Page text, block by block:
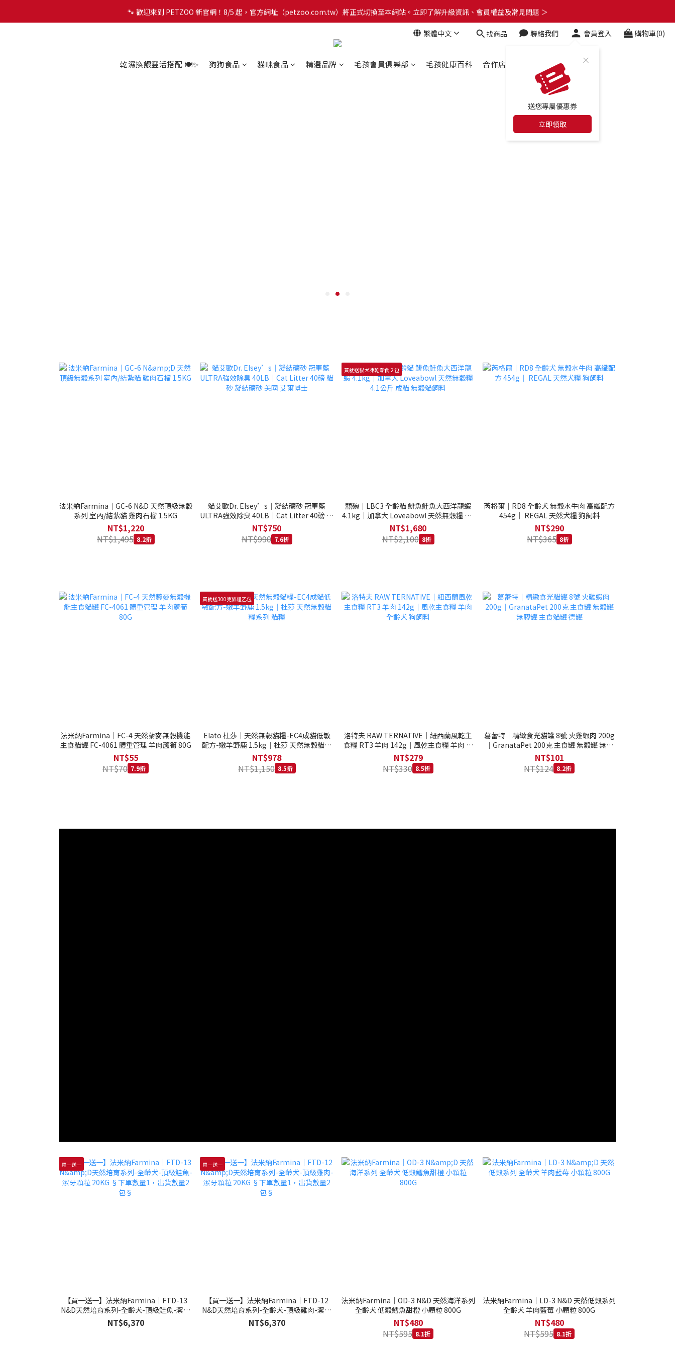
🐾 歡迎來到 PETZOO 新官網！8/5 起，官方網址（petzoo.com.tw）將正式切換至本網站。立即了解升級資訊、會員權益及常見問題 ＞
🐾 歡迎來到 PETZOO 新官網！8/5 起，官方網址（petzoo.com.tw）將正式切換至本網站。立即了解升級資訊、會員權益及常見問題 ＞
✨【新朋友見面禮】現在註冊即領 $100 購物金！全館滿 $1,500 享免運優惠 🎁
繁體中文 找商品 聯絡我們 會員登入
送您專屬優惠券
立即領取
購物車(0)
乾濕換餵靈活搭配 🍽️✨ 狗狗食品 貓咪食品 精選品牌 毛孩會員俱樂部 毛孩健康百科 合作店家 最新消息
法米納Farmina｜GC-6 N&D 天然頂級無穀
系列 室內/結紮貓 雞肉石榴 1.5KG
NT$1,220
NT$1,495 8.2折
貓艾歐Dr. Elsey’s｜凝結礦砂 冠軍藍
ULTRA強效除臭 40LB｜Cat Litter 40磅 貓
砂 凝結礦砂 美國 艾爾博士
NT$750
NT$990 7.6折
買就送貓犬凍乾零食２包
囍碗｜LBC3 全齡貓 鯡魚鮭魚大西洋龍蝦
4.1kg｜加拿大 Loveabowl 天然無穀糧 4.1
公斤 成貓 無穀貓飼料
NT$1,680
NT$2,100 8折
芮格爾｜RD8 全齡犬 無榖水牛肉 高纖配方
454g｜ REGAL 天然犬糧 狗飼料
NT$290
NT$365 8折
法米納Farmina｜FC-4 天然藜麥無穀機能
主食貓罐 FC-4061 體重管理 羊肉蘆筍 80G
NT$55
NT$70 7.9折
買就送300克貓糧乙包
Elato 杜莎｜天然無榖貓糧-EC4成貓低敏
配方-嫩羊野鹿 1.5kg｜杜莎 天然無榖貓糧
系列 貓糧
NT$978
NT$1,150 8.5折
洛特夫 RAW TERNATIVE｜紐西蘭風乾主
食糧 RT3 羊肉 142g｜風乾主食糧 羊肉 全
齡犬 狗飼料
NT$279
NT$330 8.5折
葛蕾特｜精緻食光貓罐 8號 火雞蝦肉 200g
｜GranataPet 200克 主食罐 無穀罐 無膠
罐 主食貓罐 德罐
NT$101
NT$124 8.2折
買一送一
【買一送一】法米納Farmina｜FTD-13
N&D天然培育系列-全齡犬-頂級鮭魚-潔牙
顆粒 20KG §下單數量1，出貨數量2包§
NT$6,370
買一送一
【買一送一】法米納Farmina｜FTD-12
N&D天然培育系列-全齡犬-頂級雞肉-潔牙
顆粒 20KG §下單數量1，出貨數量2包§
NT$6,370
法米納Farmina｜OD-3 N&D 天然海洋系列
全齡犬 低穀鱈魚甜橙 小顆粒 800G
NT$480
NT$595 8.1折
法米納Farmina｜LD-3 N&D 天然低穀系列
全齡犬 羊肉藍莓 小顆粒 800G
NT$480
NT$595 8.1折